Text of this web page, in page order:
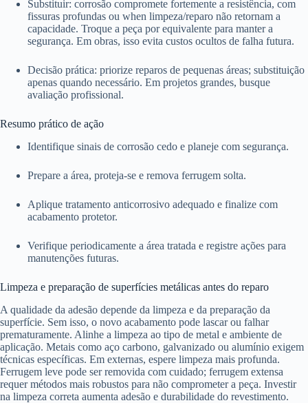
Substituir: corrosão compromete fortemente a resistência, com
fissuras profundas ou when limpeza/reparo não retornam a
capacidade. Troque a peça por equivalente para manter a
segurança. Em obras, isso evita custos ocultos de falha futura.
Decisão prática: priorize reparos de pequenas áreas; substituição
apenas quando necessário. Em projetos grandes, busque
avaliação profissional.
Resumo prático de ação
Identifique sinais de corrosão cedo e planeje com segurança.
Prepare a área, proteja-se e remova ferrugem solta.
Aplique tratamento anticorrosivo adequado e finalize com
acabamento protetor.
Verifique periodicamente a área tratada e registre ações para
manutenções futuras.
Limpeza e preparação de superfícies metálicas antes do reparo
A qualidade da adesão depende da limpeza e da preparação da
superfície. Sem isso, o novo acabamento pode lascar ou falhar
prematuramente. Alinhe a limpeza ao tipo de metal e ambiente de
aplicação. Metais como aço carbono, galvanizado ou alumínio exigem
técnicas específicas. Em externas, espere limpeza mais profunda.
Ferrugem leve pode ser removida com cuidado; ferrugem extensa
requer métodos mais robustos para não comprometer a peça. Investir
na limpeza correta aumenta adesão e durabilidade do revestimento.